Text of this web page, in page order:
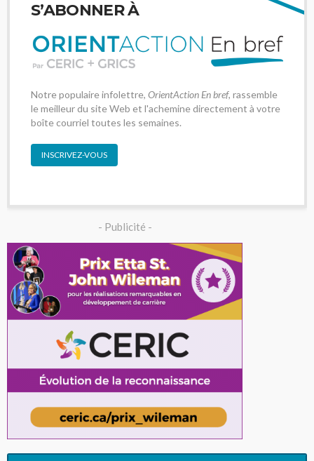
S’ABONNER À
Notre populaire infolettre, OrientAction En bref, rassemble
le meilleur du site Web et l'achemine directement à votre
boîte courriel toutes les semaines.
INSCRIVEZ-VOUS
- Publicité -